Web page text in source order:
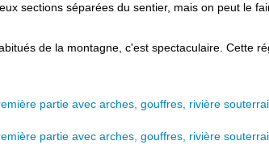
sections séparées du sentier, mais on peut le
de la montagne, c'est spectaculaire. Cette